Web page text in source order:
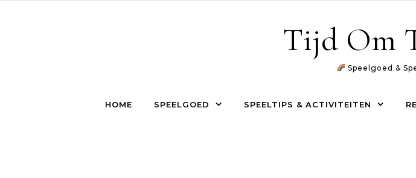
Tijd Om
Speelgoed &
HOME SPEELGOED SPEELTIPS & ACTIVITEITEN